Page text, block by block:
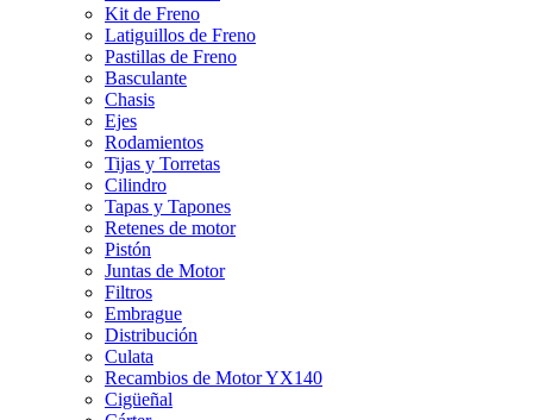
Kit de Freno
Latiguillos de Freno
Pastillas de Freno
Basculante
Chasis
Ejes
Rodamientos
Tijas y Torretas
Cilindro
Tapas y Tapones
Retenes de motor
Pistón
Juntas de Motor
Filtros
Embrague
Distribución
Culata
Recambios de Motor YX140
Cigüeñal